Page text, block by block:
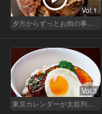
Vol.1
夕方からずっとお肉の事を考えてる貴方へ
Vol.3
東京カレンダーが太鼓判！パワーチャージどんぶり祭